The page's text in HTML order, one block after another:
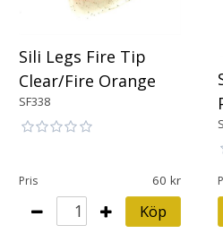
Sili Legs Fire Tip
Clear/Fire Orange
SF338
Pris 60
Köp